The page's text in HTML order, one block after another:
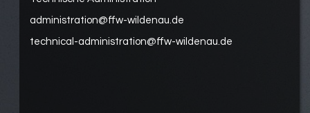
administration@ffw-wildenau.de
technical-administration@ffw-wildenau.de